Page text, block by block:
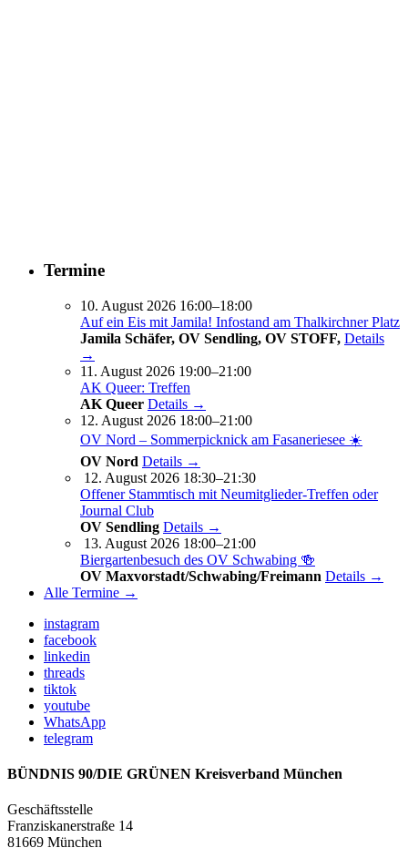
Termine
10. August 2026 16:00–18:00
Auf ein Eis mit Jamila! Infostand am Thalkirchner Platz
Jamila Schäfer, OV Sendling, OV STOFF, Details
→
11. August 2026 19:00–21:00
AK Queer: Treffen
AK Queer Details →
12. August 2026 18:00–21:00
OV Nord – Sommerpicknick am Fasaneriesee ☀️
OV Nord Details →
12. August 2026 18:30–21:30
Offener Stammtisch mit Neumitglieder-Treffen oder
Journal Club
OV Sendling Details →
13. August 2026 18:00–21:00
Biergartenbesuch des OV Schwabing 🍻
OV Maxvorstadt/Schwabing/Freimann Details →
Alle Termine →
instagram
facebook
linkedin
threads
tiktok
youtube
WhatsApp
telegram
BÜNDNIS 90/DIE GRÜNEN Kreisverband München
Geschäftsstelle
Franziskanerstraße 14
81669 München